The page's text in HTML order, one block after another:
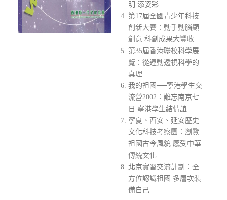
明 添姿彩
第17屆全國青少年科技
創新大賽：動手動腦顯
創意 科創成果大豐收
第35屆香港聯校科學展
覽：從運動透視科學的
真理
我的祖國──寧港學生交
流營2002：難忘南京七
日 寧港學生結情誼
寧夏、西安、延安歷史
文化科技考察團：瀏覽
祖國古今風貌 感受中華
傳統文化
北京實習交流計劃：全
方位認識祖國 多層次裝
備自己